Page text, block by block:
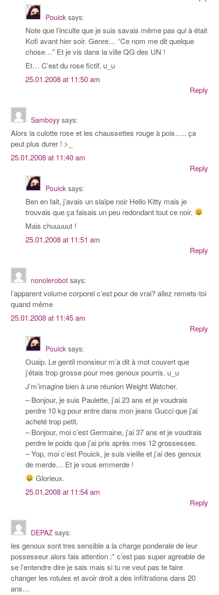
Pouick says:
Note que l’inculte que je suis savais même pas qui à était
Kofi avant hier soir. Genre… “Ce nom me dit quelque
chose…” Et je vis dans la ville QG des UN !
Et… C’est du rose fictif. u_u
25.01.2008 at 11:50 am
Reply
Samboyy says:
Alors la culotte rose et les chaussettes rouge à pois….. ça
peut plus durer ! >_
25.01.2008 at 11:40 am
Reply
Pouick says:
Ben en fait, j’avais un slaïpe noir Hello Kitty mais je
trouvais que ça faisais un peu redondant tout ce noir.
Mais chuuuuut !
25.01.2008 at 11:51 am
Reply
nonolerobot says:
l’apparent volume corporel c’est pour de vrai? allez remets-toi
quand même
25.01.2008 at 11:45 am
Reply
Pouick says:
Ouaip. Le gentil monsieur m’a dit à mot couvert que
j’étais trop grosse pour mes genoux pourris. u_u
J’m’imagine bien à une réunion Weight Watcher.
– Bonjour, je suis Paulette, j’ai 23 ans et je voudrais
perdre 10 kg pour entre dans mon jeans Gucci que j’ai
acheté trop petit.
– Bonjour, moi c’est Germaine, j’ai 37 ans et je voudrais
perdre le poids que j’ai pris après mes 12 grossesses.
– Yop, moi c’est Pouick, je suis vieille et j’ai des genoux
de merde… Et je vous emmerde !
Glorieux.
25.01.2008 at 11:54 am
Reply
DEPAZ says:
les genoux sont tres sensible a la charge ponderale de leur
possesseur alors fais attention :* c’est pas super agreable de
se l’entendre dire je sais mais si tu ne veut pas te faire
changer les rotules et avoir droit a des infiltrations dans 20
ans…